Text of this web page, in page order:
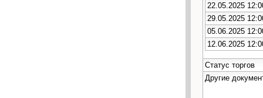
22.05.2025
29.05.2025
05.06.2025
12.06.2025
Статус торгов
Другие